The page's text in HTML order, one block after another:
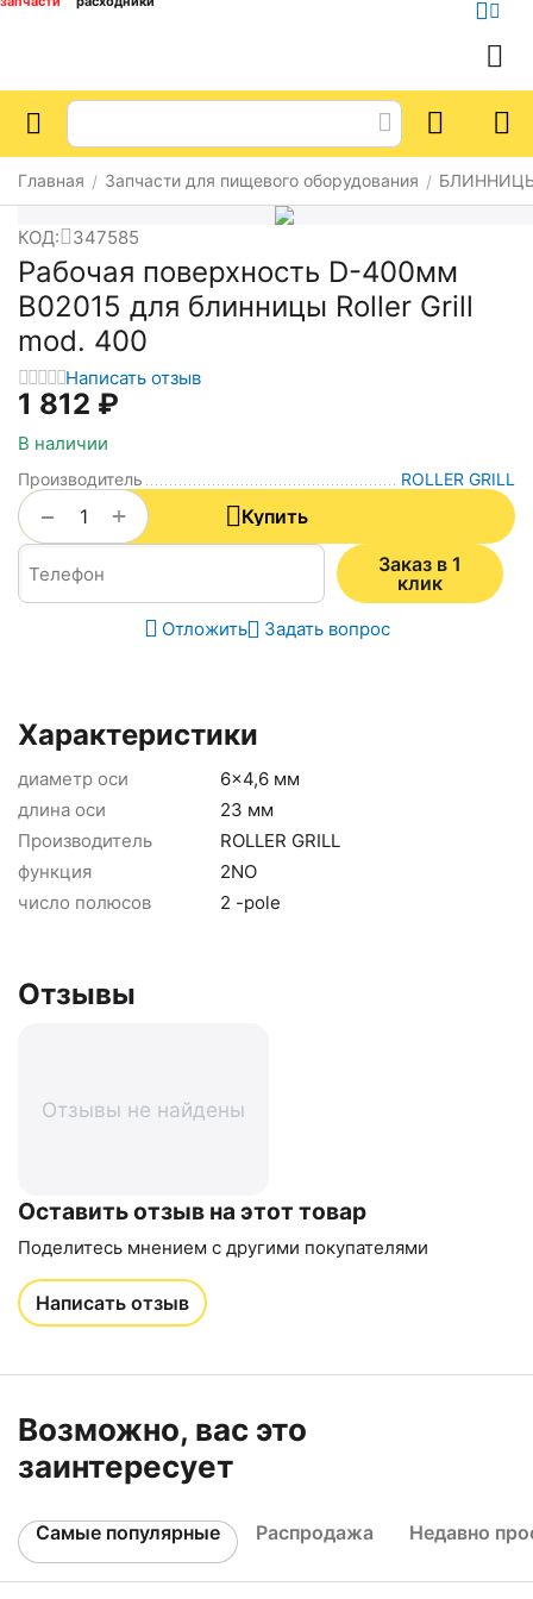
Главная / Запчасти для пищевого оборудования /
КОД: 347585
Рабочая поверхность D-400мм
B02015 для блинницы Roller Grill
mod. 400
Написать отзыв
1 812 ₽
В наличии
Производитель ROLLER GRILL
+
−
Купить
Заказ в 1
клик
Отложить Задать вопрос
Характеристики
диаметр оси
6x4,6 мм
длина оси
23 мм
Производитель
ROLLER GRILL
функция
2NO
число полюсов
2 -pole
Отзывы
Отзывы не найдены
Оставить отзыв на этот товар
Поделитесь мнением с другими покупателями
Написать отзыв
Возможно, вас это
заинтересует
Самые популярные Распродажа Недавно